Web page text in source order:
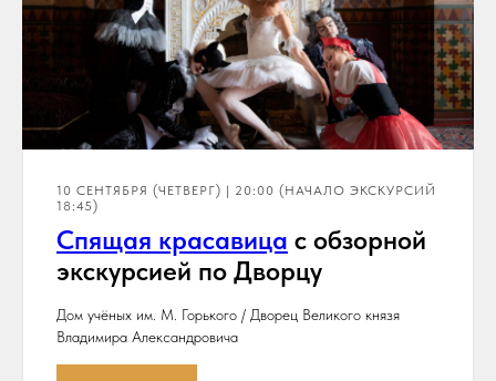
10 СЕНТЯБРЯ (ЧЕТВЕРГ) | 20:00 (НАЧАЛО ЭКСКУРСИЙ
18:45)
Спящая красавица с обзорной
экскурсией по Дворцу
Дом учёных им. М. Горького / Дворец Великого князя
Владимира Александровича